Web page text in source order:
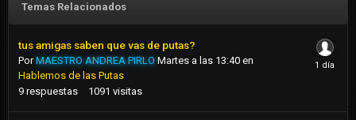
Temas Relacionados
tus amigas saben que vas de putas?
PorMAESTRO ANDREA PIRLO Martes a las 13:40 en
Hablemos de las Putas
9 respuestas 1091 visitas